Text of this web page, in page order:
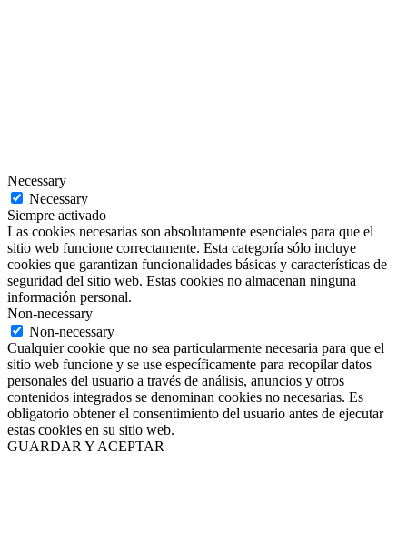
Necessary
Necessary
Siempre activado
Las cookies necesarias son absolutamente esenciales para que el
sitio web funcione correctamente. Esta categoría sólo incluye
cookies que garantizan funcionalidades básicas y características de
seguridad del sitio web. Estas cookies no almacenan ninguna
información personal.
Non-necessary
Non-necessary
Cualquier cookie que no sea particularmente necesaria para que el
sitio web funcione y se use específicamente para recopilar datos
personales del usuario a través de análisis, anuncios y otros
contenidos integrados se denominan cookies no necesarias. Es
obligatorio obtener el consentimiento del usuario antes de ejecutar
estas cookies en su sitio web.
GUARDAR Y ACEPTAR